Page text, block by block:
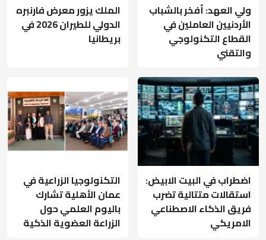
ولي العهد: أفخر بالشباب
الأردنيين العاملين في
القطاع التكنولوجي
والتقني
الملك يزور معرض فارنبره
الدولي للطيران 2026 في
بريطانيا
اضطراب في البيت الابيض:
استقالات متتالية تضرب
فريق الذكاء الاصطناعي
الامريكي
التكنولوجيا الزراعية في
عمان الأهلية تشارك
باليوم العلمي حول
الزراعة العضوية الذكية